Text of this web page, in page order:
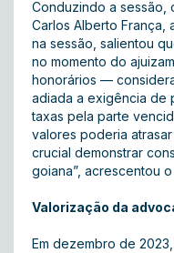
Conduzindo a sessão,
Carlos Alberto França,
na sessão, salientou
no momento do
honorários —
adiada a exigência de
taxas pela parte
valores poderia
crucial demonstrar
goiana”, acrescentou
Valorização da
Em dezembro de